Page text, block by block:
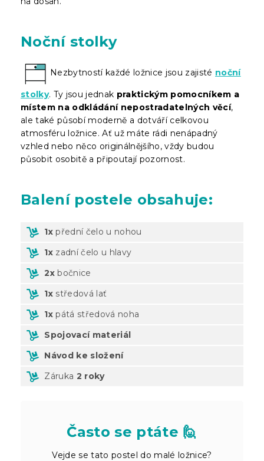
Noční stolky
Nezbytností každé ložnice jsou zajisté noční
stolky. Ty jsou jednak praktickým pomocníkem a
místem na odkládání nepostradatelných věcí,
ale také působí moderně a dotváří celkovou
atmosféru ložnice. Ať už máte rádi nenápadný
vzhled nebo něco originálnějšího, vždy budou
působit osobitě a připoutají pozornost.
Balenípostele obsahuje:
1x přední čelo u nohou
1x zadní čelo u hlavy
2x bočnice
1x středová lať
1x pátá středová noha
Spojovací materiál
Návod ke složení
Záruka 2 roky
Často se ptáte 🙋
Vejde se tato postel do malé ložnice?